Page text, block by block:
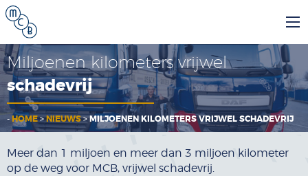
Miljoenen kilometers vrijwel
schadevrij
- HOME>NIEUWS>MILJOENEN KILOMETERS VRIJWEL SCHADEVRIJ
Meer dan 1 miljoen en meer dan 3 miljoen kilometer
op de weg voor MCB, vrijwel schadevrij.